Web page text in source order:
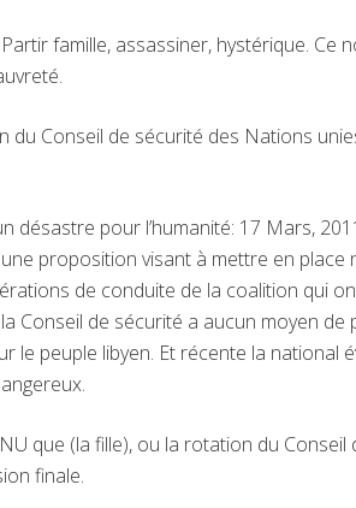
famille, assassiner, hystérique. Ce
Conseil de sécurité des Nations
désastre pour l’humanité: 17 Mars,
proposition visant à mettre en place
de conduite de la coalition qui
Conseil de sécurité a aucun moyen de
peuple libyen. Et récente la national
que (la fille), ou la rotation du Conseil
finale.